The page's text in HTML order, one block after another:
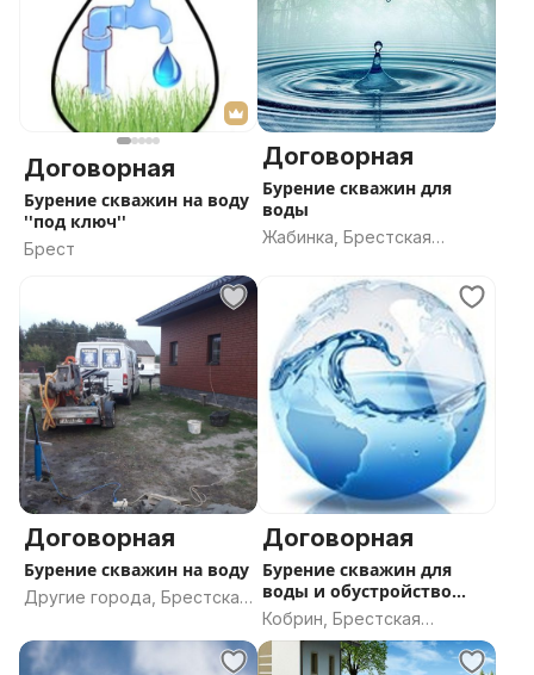
Договорная
Бурение скважин на воду
''под ключ''
Брест
Договорная
Бурение скважин для
воды
Жабинка, Брестская
Договорная
Бурение скважин на воду
Другие города, Брестская
Договорная
Бурение скважин для
воды и обустройство
''под ключ
Кобрин, Брестская
область